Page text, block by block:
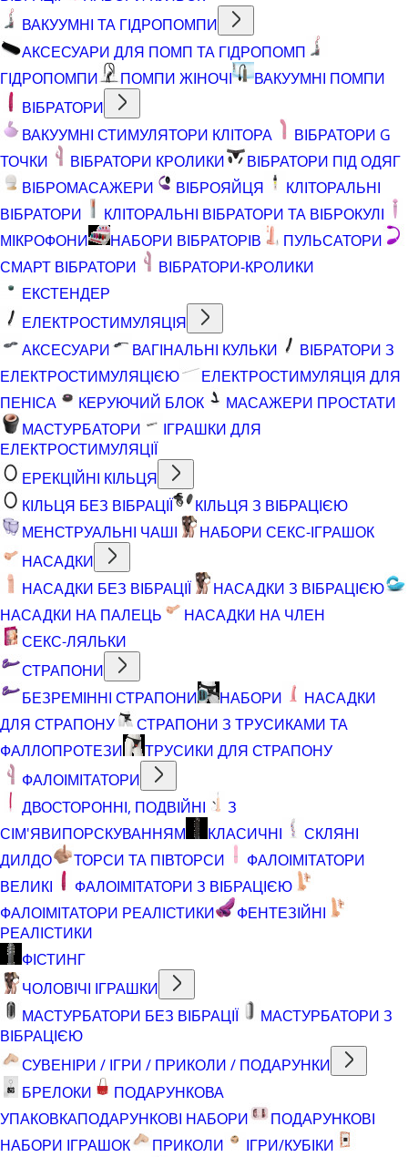
ВАКУУМНІ ТА ГІДРОПОМПИ
АКСЕСУАРИ ДЛЯ ПОМП ТА ГІДРОПОМП
ГІДРОПОМПИ
ПОМПИ ЖІНОЧІ
ВАКУУМНІ ПОМПИ
ВІБРАТОРИ
ВАКУУМНІ СТИМУЛЯТОРИ КЛІТОРА
ВІБРАТОРИ G
ТОЧКИ
ВІБРАТОРИ КРОЛИКИ
ВІБРАТОРИ ПІД ОДЯГ
ВІБРОМАСАЖЕРИ
ВІБРОЯЙЦЯ
КЛІТОРАЛЬНІ
ВІБРАТОРИ
КЛІТОРАЛЬНІ ВІБРАТОРИ ТА ВІБРОКУЛІ
МІКРОФОНИ
НАБОРИ ВІБРАТОРІВ
ПУЛЬСАТОРИ
СМАРТ ВІБРАТОРИ
ВІБРАТОРИ-КРОЛИКИ
ЕКСТЕНДЕР
ЕЛЕКТРОСТИМУЛЯЦІЯ
АКСЕСУАРИ
ВАГІНАЛЬНІ КУЛЬКИ
ВІБРАТОРИ З
ЕЛЕКТРОСТИМУЛЯЦІЄЮ
ЕЛЕКТРОСТИМУЛЯЦІЯ ДЛЯ
ПЕНІСА
КЕРУЮЧИЙ БЛОК
МАСАЖЕРИ ПРОСТАТИ
МАСТУРБАТОРИ
ІГРАШКИ ДЛЯ
ЕЛЕКТРОСТИМУЛЯЦІЇ
ЕРЕКЦІЙНІ КІЛЬЦЯ
КІЛЬЦЯ БЕЗ ВІБРАЦІЇ
КІЛЬЦЯ З ВІБРАЦІЄЮ
МЕНСТРУАЛЬНІ ЧАШІ
НАБОРИ СЕКС-ІГРАШОК
НАСАДКИ
НАСАДКИ БЕЗ ВІБРАЦІЇ
НАСАДКИ З ВІБРАЦІЄЮ
НАСАДКИ НА ПАЛЕЦЬ
НАСАДКИ НА ЧЛЕН
СЕКС-ЛЯЛЬКИ
СТРАПОНИ
БЕЗРЕМІННІ СТРАПОНИ
НАБОРИ
НАСАДКИ
ДЛЯ СТРАПОНУ
СТРАПОНИ З ТРУСИКАМИ ТА
ФАЛЛОПРОТЕЗИ
ТРУСИКИ ДЛЯ СТРАПОНУ
ФАЛОІМІТАТОРИ
ДВОСТОРОННІ, ПОДВІЙНІ
З
СІМ'ЯВИПОРСКУВАННЯМ
КЛАСИЧНІ
СКЛЯНІ
ДИЛДО
ТОРСИ ТА ПІВТОРСИ
ФАЛОІМІТАТОРИ
ВЕЛИКІ
ФАЛОІМІТАТОРИ З ВІБРАЦІЄЮ
ФАЛОІМІТАТОРИ РЕАЛІСТИКИ
ФЕНТЕЗІЙНІ
РЕАЛІСТИКИ
ФІСТИНГ
ЧОЛОВІЧІ ІГРАШКИ
МАСТУРБАТОРИ БЕЗ ВІБРАЦІЇ
МАСТУРБАТОРИ З
ВІБРАЦІЄЮ
СУВЕНІРИ / ІГРИ / ПРИКОЛИ / ПОДАРУНКИ
БРЕЛОКИ
ПОДАРУНКОВА
УПАКОВКАПОДАРУНКОВІ НАБОРИ
ПОДАРУНКОВІ
НАБОРИ ІГРАШОК
ПРИКОЛИ
ІГРИ/КУБІКИ